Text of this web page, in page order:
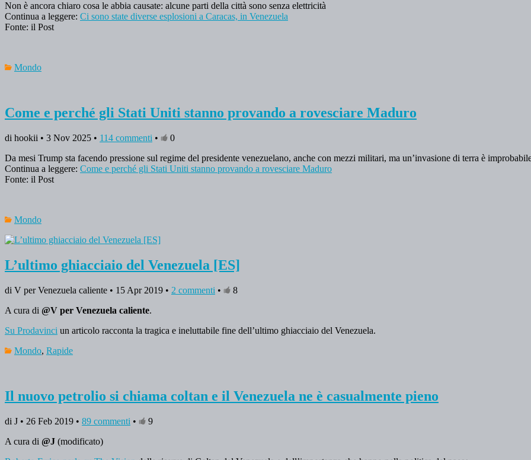
Non è ancora chiaro cosa le abbia causate: alcune parti della città sono senza elettricità
Continua a leggere: Ci sono state diverse esplosioni a Caracas, in Venezuela
Fonte: il Post
Mondo
Come e perché gli Stati Uniti stanno provando a rovesciare Maduro
di hookii • 3 Nov 2025 • 114 commenti •
0
Da mesi Trump sta facendo pressione sul regime del presidente venezuelano, anche con mezzi militari, ma un’invasione di terra è
Continua a leggere: Come e perché gli Stati Uniti stanno provando a rovesciare Maduro
Fonte: il Post
Mondo
L’ultimo ghiacciaio del Venezuela [ES]
di V per Venezuela caliente • 15 Apr 2019 • 2 commenti •
8
A cura di @V per Venezuela caliente.
Su Prodavinci un articolo racconta la tragica e ineluttabile fine dell’ultimo ghiacciaio del Venezuela.
Mondo, Rapide
Il nuovo petrolio si chiama coltan e il Venezuela ne è casualmente pieno
di J • 26 Feb 2019 • 89 commenti •
9
A cura di @J (modificato)